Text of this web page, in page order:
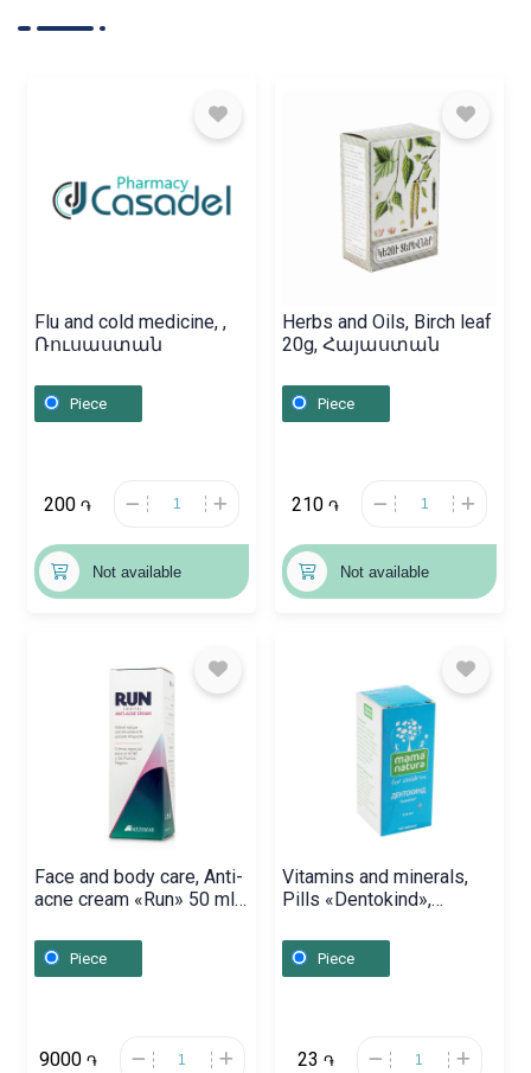
Flu and cold medicine, ,
Ռուսաստան
Piece
200 ֏
Not available
Herbs and Oils, Birch leaf
20g, Հայաստան
Piece
210 ֏
Not available
Face and body care, Anti-
acne cream «Run» 50 ml,
Piece
9000 ֏
Vitamins and minerals,
Pills «Dentokind»,
Piece
23 ֏